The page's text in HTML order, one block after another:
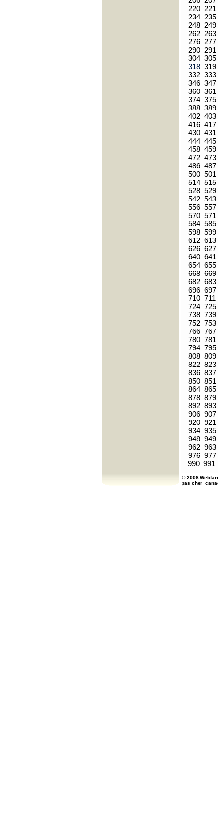
220
221
234
235
248
249
262
263
276
277
290
291
304 305
318 319
332 333
346 347
360 361
374 375
388 389
402 403
416 417
430 431
444 445
458 459
472 473
486 487
500 501
514 515
528 529
542 543
556 557
570 571
584 585
598 599
612 613
626 627
640 641
654 655
668 669
682 683
696 697
710 711
724 725
738 739
752 753
766 767
780 781
794 795
808 809
822 823
836 837
850 851
864 865
878 879
892 893
906 907
920 921
934 935
948 949
962 963
976 977
990 991
© 2008
pas cher